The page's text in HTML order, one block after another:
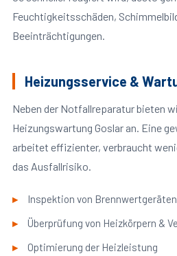
Feuchtigkeitsschäden,
Beeinträchtigungen.
Heizungsservice &
Neben der Notfallreparatur bieten
Heizungswartung Goslar an. Eine
arbeitet effizienter, verbraucht
das Ausfallrisiko.
Inspektion von Brennwertgeräten
Überprüfung von Heizkörpern &
Optimierung der Heizleistung